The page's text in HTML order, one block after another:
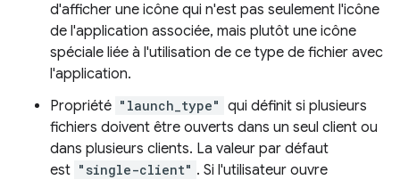
d'afficher une icône qui n'est pas seulement l'icône
de l'application associée, mais plutôt une icône
spéciale liée à l'utilisation de ce type de fichier avec
l'application.
Propriété "launch_type" qui définit si plusieurs
fichiers doivent être ouverts dans un seul client ou
dans plusieurs clients. La valeur par défaut
est "single-client" . Si l'utilisateur ouvre